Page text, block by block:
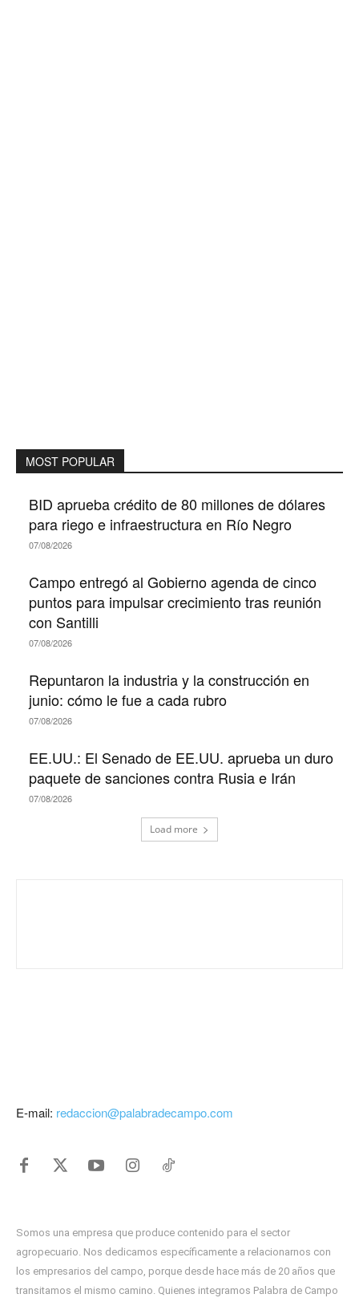
MOST POPULAR
BID aprueba crédito de 80 millones de dólares
para riego e infraestructura en Río Negro
07/08/2026
Campo entregó al Gobierno agenda de cinco
puntos para impulsar crecimiento tras reunión
con Santilli
07/08/2026
Repuntaron la industria y la construcción en
junio: cómo le fue a cada rubro
07/08/2026
EE.UU.: El Senado de EE.UU. aprueba un duro
paquete de sanciones contra Rusia e Irán
07/08/2026
Load more
E-mail: redaccion@palabradecampo.com
Somos una empresa que produce contenido para el sector
agropecuario. Nos dedicamos específicamente a relacionarnos con
los empresarios del campo, porque desde hace más de 20 años que
transitamos el mismo camino. Quienes integramos Palabra de Campo